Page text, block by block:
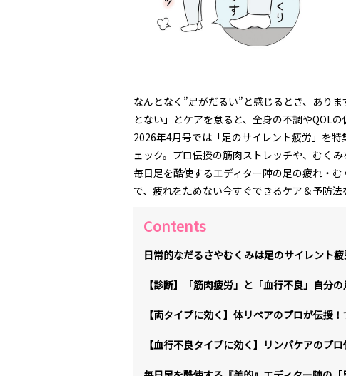
なんとなく”足がだるい”と感じるとき、あり
とない」とケアを怠ると、全身の不調やQOL
2026年4月号では「足のサイレント疲労」を
ェック。プロ伝授の筋肉ストレッチや、むく
毎日足を酷使するエディター陣の足の疲れ・
で、疲れをためない今すぐできるケア＆予防法
Contents
日常的なだるさやむくみは足のサイレント
【診断】「筋肉疲労」と「血行不良」自分
【両タイプに効く】体リペアのプロが伝授
【血行不良タイプに効く】リンパケアのプ